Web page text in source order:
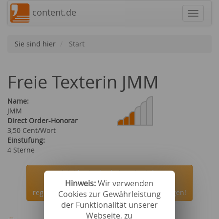
Hinweis:Wir verwenden
Cookies zur Gewährleistung
der Funktionalität unserer
Webseite, zu
content.de
Sie sind hier Start
Freie Texterin JMM
Name:
JMM
Direct Order-Honorar
3,50 Cent/Wort
Einstufung:
4 Sterne
Jetzt kostenlos bei content.de
registrieren und die Autorin JMM beauftragen!